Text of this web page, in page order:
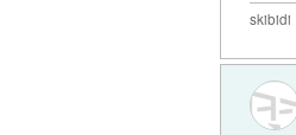
skibidi